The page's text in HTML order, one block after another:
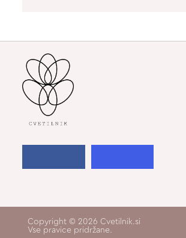
Copyright © 2026 Cvetilnik.si
Vse pravice pridržane.